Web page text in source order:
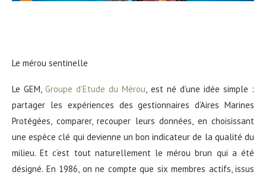
Le mérou sentinelle
Le GEM,Groupe d’Etude du Mérou, est né d’une idée simple :
partager les expériences des gestionnaires d’Aires Marines
Protégées, comparer, recouper leurs données, en choisissant
une espèce clé qui devienne un bon indicateur de la qualité du
milieu. Et c‘est tout naturellement le mérou brun qui a été
désigné. En 1986, on ne compte que six membres actifs, issus